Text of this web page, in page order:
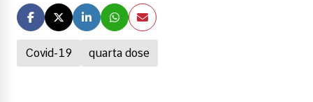
Covid-19 quarta dose